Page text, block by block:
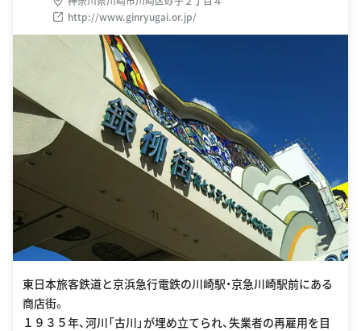
http://www.ginryugai.or.jp/
東日本旅客鉄道と京浜急行電鉄の川崎駅・京急川崎駅前にある
商店街。
１９３５年、河川「古川」が埋め立てられ、失業者の再雇用を目